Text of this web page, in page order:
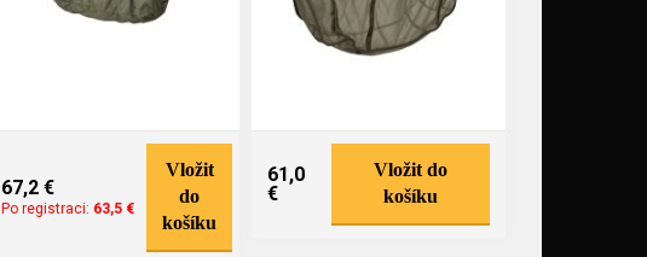
67,2 €
Po registraci: 63,5 €
Vložit
do
košíku
61,0
€
Vložit do
košíku